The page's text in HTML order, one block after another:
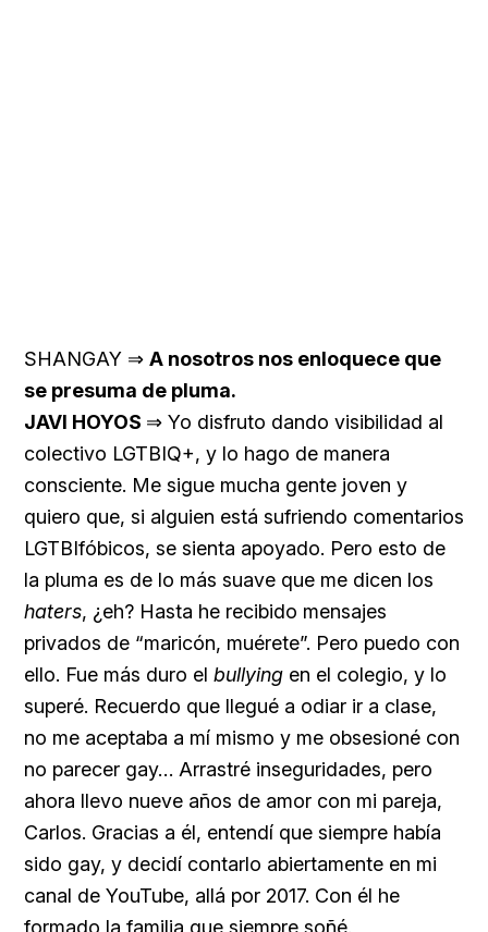
SHANGAY ⇒ A nosotros nos enloquece que
se presuma de pluma.
JAVI HOYOS ⇒ Yo disfruto dando visibilidad al
colectivo LGTBIQ+, y lo hago de manera
consciente. Me sigue mucha gente joven y
quiero que, si alguien está sufriendo comentarios
LGTBIfóbicos, se sienta apoyado. Pero esto de
la pluma es de lo más suave que me dicen los
haters, ¿eh? Hasta he recibido mensajes
privados de “maricón, muérete”. Pero puedo con
ello. Fue más duro el bullying en el colegio, y lo
superé. Recuerdo que llegué a odiar ir a clase,
no me aceptaba a mí mismo y me obsesioné con
no parecer gay… Arrastré inseguridades, pero
ahora llevo nueve años de amor con mi pareja,
Carlos. Gracias a él, entendí que siempre había
sido gay, y decidí contarlo abiertamente en mi
canal de YouTube, allá por 2017. Con él he
formado la familia que siempre soñé.